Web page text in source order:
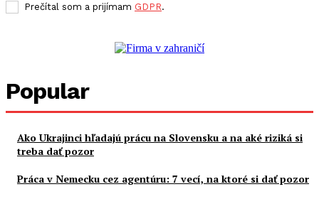
Prečítal som a prijímam GDPR.
Popular
Ako Ukrajinci hľadajú prácu na Slovensku a na aké riziká si
treba dať pozor
Práca v Nemecku cez agentúru: 7 vecí, na ktoré si dať pozor